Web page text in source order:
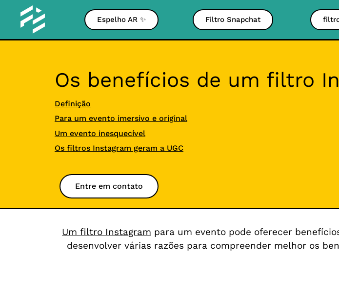
Espelho AR ✨ Filtro Snapchat
Os benefícios de um filtro
Definição
Para um evento imersivo e original
Um evento inesquecível
Os filtros Instagram geram a UGC
Entre em contato
Um filtro Instagram para um evento pode oferecer
desenvolver várias razões para compreender melhor os